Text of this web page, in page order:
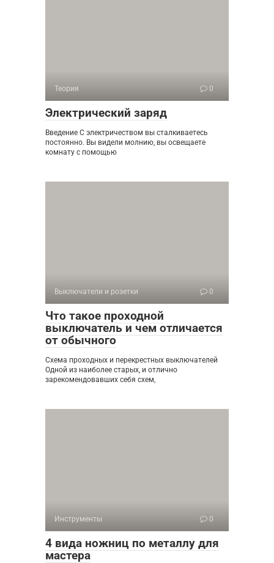
Теория 0
Электрический заряд
Введение С электричеством вы сталкиваетесь
постоянно. Вы видели молнию, вы освещаете
комнату с помощью
Выключатели и розетки 0
Что такое проходной
выключатель и чем отличается
от обычного
Схема проходных и перекрестных выключателей
Одной из наиболее старых, и отлично
зарекомендовавших себя схем,
Инструменты 0
4 вида ножниц по металлу для
мастера